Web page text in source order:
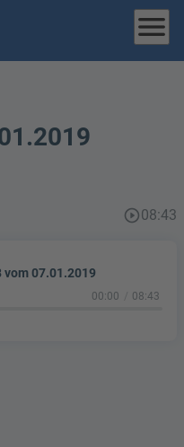
menu
play_circle_outline08:43
vom 07.01.2019
00:00 08:43